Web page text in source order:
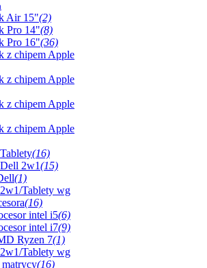
Air 15"(2)
Pro 14"(8)
Pro 16"(36)
z chipem Apple
z chipem Apple
z chipem Apple
z chipem Apple
(16)
2w1(15)
(1)
Tablety wg
(16)
intel i5(6)
intel i7(9)
Ryzen 7(1)
Tablety wg
(16)